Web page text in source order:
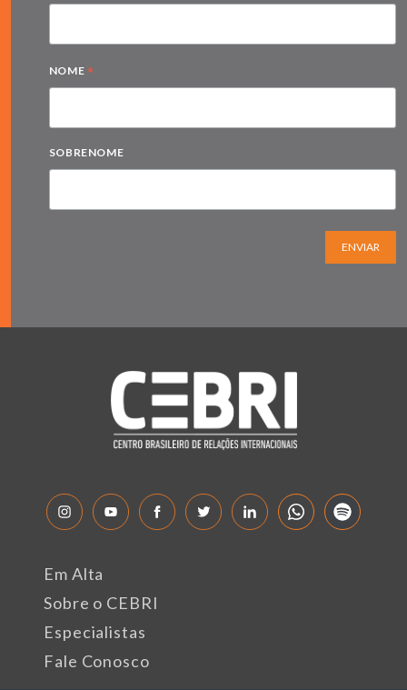
NOME *
SOBRENOME
ENVIAR
Em Alta
Sobre o CEBRI
Especialistas
Fale Conosco